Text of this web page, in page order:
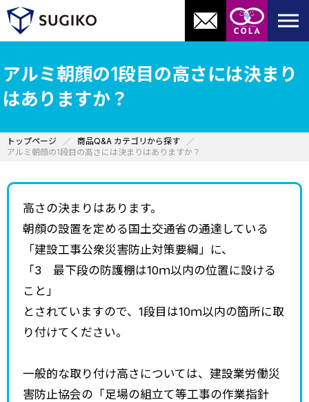
アルミ朝顔の1段目の高さには決まり
はありますか？
トップページ
商品Q&A カテゴリから探す
アルミ朝顔の1段目の高さには決まりはありますか？
高さの決まりはあります。
朝顔の設置を定める国土交通省の通達している
「建設工事公衆災害防止対策要綱」に、
「3 最下段の防護棚は10ｍ以内の位置に設ける
こと」
とされていますので、1段目は10ｍ以内の箇所に取
り付けてください。
一般的な取り付け高さについては、建設業労働災
害防止協会の「足場の組立て等工事の作業指針